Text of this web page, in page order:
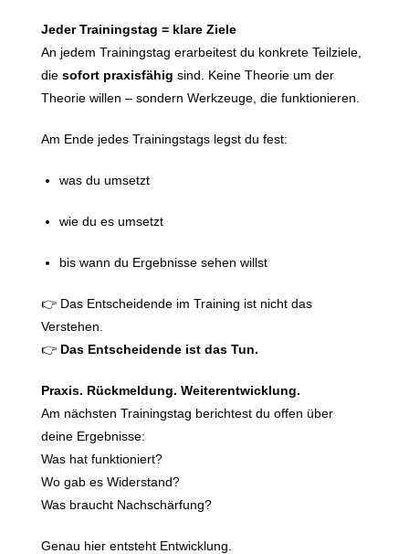
Jeder Trainingstag = klare Ziele
An jedem Trainingstag erarbeitest du konkrete Teilziele,
die sofort praxisfähig sind. Keine Theorie um der
Theorie willen – sondern Werkzeuge, die funktionieren.
Am Ende jedes Trainingstags legst du fest:
was du umsetzt
wie du es umsetzt
bis wann du Ergebnisse sehen willst
👉 Das Entscheidende im Training ist nicht das
Verstehen.
👉 Das Entscheidende ist das Tun.
Praxis. Rückmeldung. Weiterentwicklung.
Am nächsten Trainingstag berichtest du offen über
deine Ergebnisse:
Was hat funktioniert?
Wo gab es Widerstand?
Was braucht Nachschärfung?
Genau hier entsteht Entwicklung.